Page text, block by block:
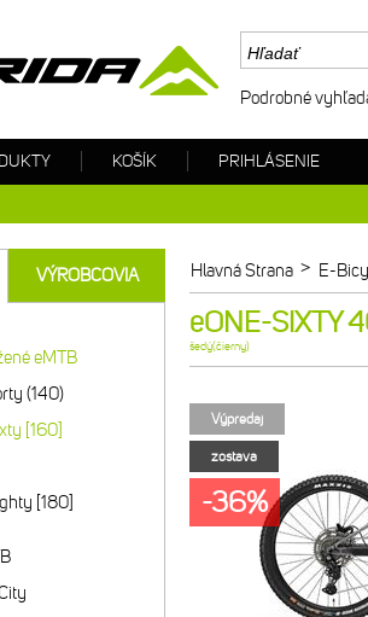
Hlavná Strana > E-
eONE-SIXTY
šedý(čierny)
Výpredaj
zostava
-36%
VÝROBCOVIA
eMTB
(140)
[160]
[180]
Podrobné
KOŠÍK PRIHLÁSENIE